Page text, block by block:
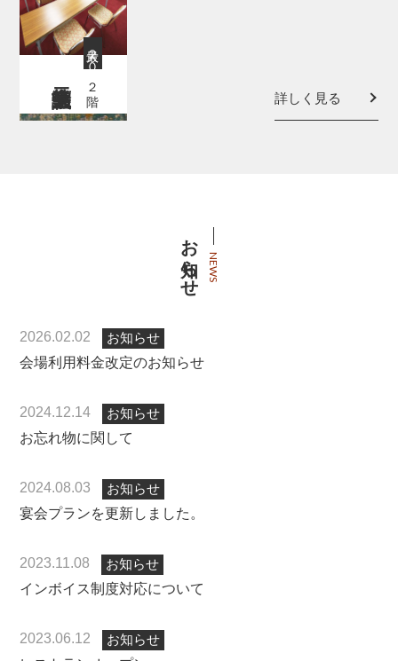
最大２０席
２階
詳しく見る
NEWS
お知らせ
2026.02.02
お知らせ
会場利用料金改定のお知らせ
2024.12.14
お知らせ
お忘れ物に関して
2024.08.03
お知らせ
宴会プランを更新しました。
2023.11.08
お知らせ
インボイス制度対応について
2023.06.12
お知らせ